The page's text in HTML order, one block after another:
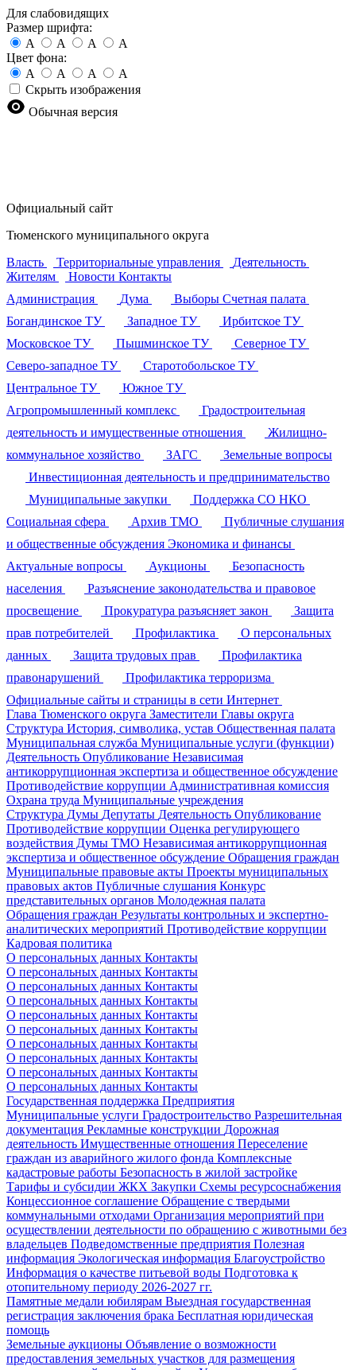
Для слабовидящих
Размер шрифта:
A
A A
A
Цвет фона:
A
A A
A
Скрыть изображения
Обычная версия
Официальный сайт
Тюменского муниципального округа
Власть
Территориальные управления
Деятельность
Жителям
Новости Контакты
Администрация
Дума Выборы Счетная палата
Богандинское ТУ
Западное ТУ
Ирбитское ТУ
Московское ТУ
Пышминское ТУ
Северное ТУ
Северо-западное ТУ
Старотобольское ТУ
Центральное ТУ
Южное ТУ
Агропромышленный комплекс
Градостроительная
деятельность и имущественные отношения
Жилищно-
коммунальное хозяйство
ЗАГС
Земельные вопросы
Инвестиционная деятельность и предпринимательство
Муниципальные закупки
Поддержка СО НКО
Социальная сфера
Архив ТМО
Публичные слушания
и общественные обсуждения Экономика и финансы
Актуальные вопросы
Аукционы
Безопасность
населения
Разъяснение законодательства и правовое
просвещение
Прокуратура разъясняет закон
Защита
прав потребителей
Профилактика
О персональных
данных
Защита трудовых прав
Профилактика
правонарушений
Профилактика терроризма
Официальные сайты и страницы в сети Интернет
Глава Тюменского округа Заместители Главы округа
Структура История, символика, устав Общественная палата
Муниципальная служба Муниципальные услуги (функции)
Деятельность Опубликование Независимая
антикоррупционная экспертиза и общественное обсуждение
Противодействие коррупции Административная комиссия
Охрана труда Муниципальные учреждения
Структура Думы Депутаты Деятельность Опубликование
Противодействие коррупции Оценка регулирующего
воздействия Думы ТМО Независимая антикоррупционная
экспертиза и общественное обсуждение Обращения граждан
Муниципальные правовые акты Проекты муниципальных
правовых актов Публичные слушания Конкурс
представительных органов Молодежная палата
Обращения граждан Результаты контрольных и экспертно-
аналитических мероприятий Противодействие коррупции
Кадровая политика
О персональных данных Контакты
О персональных данных Контакты
О персональных данных Контакты
О персональных данных Контакты
О персональных данных Контакты
О персональных данных Контакты
О персональных данных Контакты
О персональных данных Контакты
О персональных данных Контакты
О персональных данных Контакты
Государственная поддержка Предприятия
Муниципальные услуги Градостроительство Разрешительная
документация Рекламные конструкции Дорожная
деятельность Имущественные отношения Переселение
граждан из аварийного жилого фонда Комплексные
кадастровые работы Безопасность в жилой застройке
Тарифы и субсидии ЖКХ Закупки Схемы ресурсоснабжения
Концессионное соглашение Обращение с твердыми
коммунальными отходами Организация мероприятий при
осуществлении деятельности по обращению с животными без
владельцев Подведомственные предприятия Полезная
информация Экологическая информация Благоустройство
Информация о качестве питьевой воды Подготовка к
отопительному периоду 2026-2027 гг.
Памятные медали юбилярам Выездная государственная
регистрация заключения брака Бесплатная юридическая
помощь
Земельные аукционы Объявление о возможности
предоставления земельных участков для размещения